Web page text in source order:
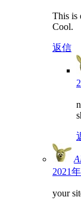
This is
Cool.
返信
2021
your